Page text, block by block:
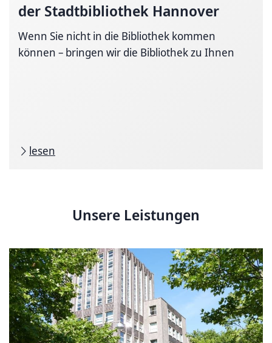
der Stadtbibliothek Hannover
Wenn Sie nicht in die Bibliothek kommen
können – bringen wir die Bibliothek zu Ihnen
lesen
Unsere Leistungen